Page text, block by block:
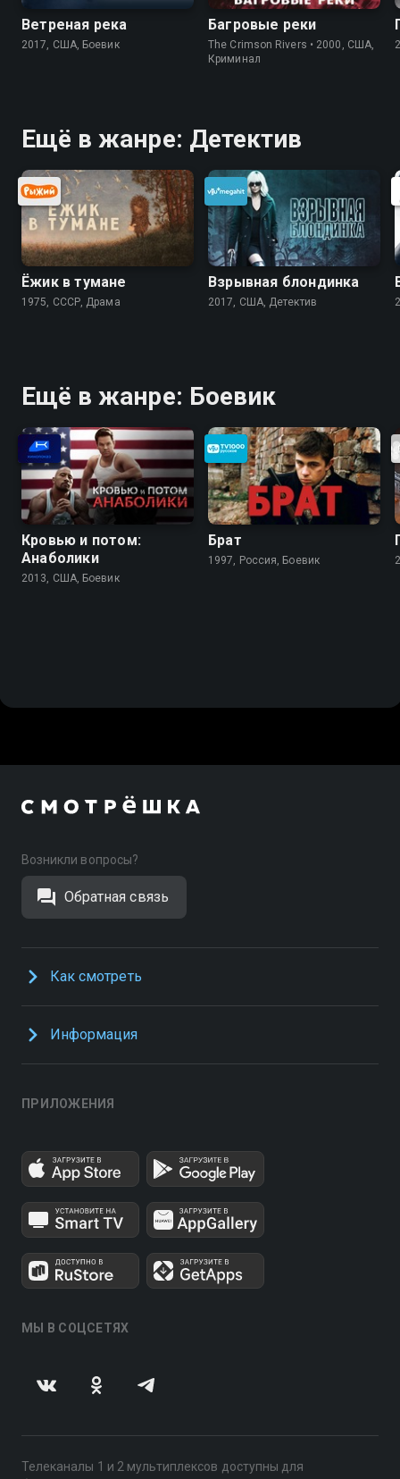
Ветреная река
2017, США, Боевик
Багровые реки
The Crimson Rivers • 2000, США,
Криминал
Ещё в жанре: Детектив
Ёжик в тумане
1975, СССР, Драма
Взрывная блондинка
2017, США, Детектив
Ещё в жанре: Боевик
Кровью и потом:
Анаболики
2013, США, Боевик
Брат
1997, Россия, Боевик
Возникли вопросы?
Обратная связь
Как смотреть
Информация
ПРИЛОЖЕНИЯ
МЫ В СОЦСЕТЯХ
Телеканалы 1 и 2 мультиплексов доступны для